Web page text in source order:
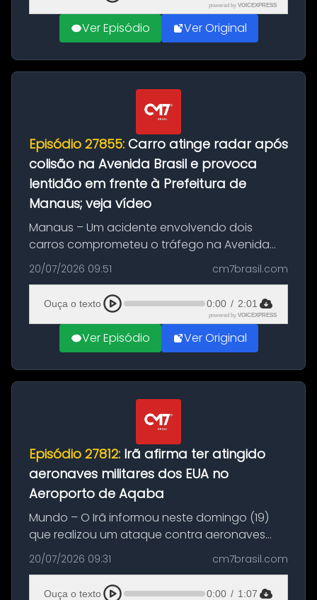
powered by VOICEXPRESS
Ver Episódio Ver Original
Episódio 27855: Carro atinge radar após
colisão na Avenida Brasil e provoca
lentidão em frente à Prefeitura de
Manaus; veja vídeo
Manaus – Um acidente envolvendo dois
carros comprometeu o tráfego na Avenida
Brasil durante a manhã desta segunda-feira
(20), em frente ao complexo da Prefeitura de
Manaus, na Zona Oeste. A batida ter...
20/07/2026 09:51 cm7brasil.com
Ouça o texto 0:00 / 2:01
powered by VOICEXPRESS
Ver Episódio Ver Original
Episódio 27812: Irã afirma ter atingido
aeronaves militares dos EUA no
Aeroporto de Aqaba
Mundo – O Irã informou neste domingo (19)
que realizou um ataque contra aeronaves
militares dos Estados Unidos estacionadas no
Aeroporto de Aqaba, na Jordânia, durante a
21ª fase da Operação Nasr 2. A...
20/07/2026 09:31 cm7brasil.com
Ouça o texto 0:00 / 1:07